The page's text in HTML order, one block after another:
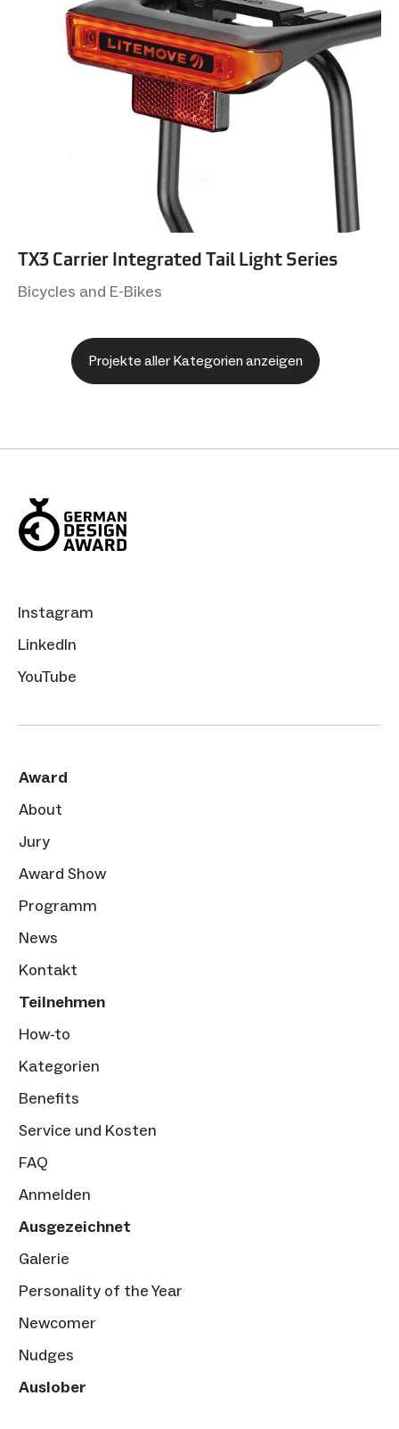
TX3 Carrier Integrated Tail Light Series
Bicycles and E-Bikes
Projekte aller Kategorien anzeigen
Instagram
LinkedIn
YouTube
Award
About
Jury
Award Show
Programm
News
Kontakt
Teilnehmen
How-to
Kategorien
Benefits
Service und Kosten
FAQ
Anmelden
Ausgezeichnet
Galerie
Personality of the Year
Newcomer
Nudges
Auslober